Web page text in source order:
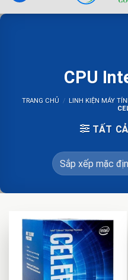
CPU
TRANG CHỦ / LINH KIỆN MÁY
TẤT